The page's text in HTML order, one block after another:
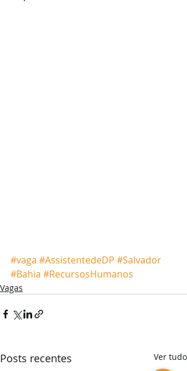
#vaga #AssistentedeDP #Salvador
#Bahia #RecursosHumanos
Vagas
Posts recentes Ver tudo